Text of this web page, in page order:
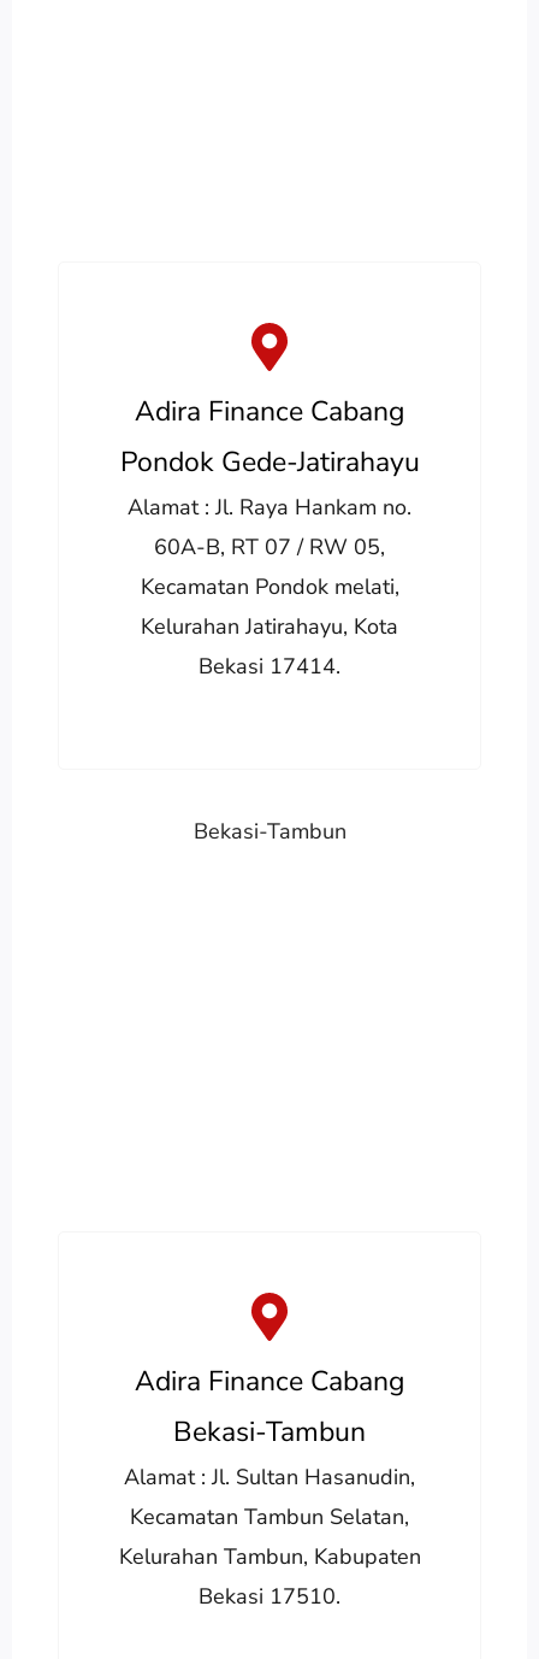
Adira Finance Cabang
Pondok Gede-Jatirahayu
Alamat : Jl. Raya Hankam no.
60A-B, RT 07 / RW 05,
Kecamatan Pondok melati,
Kelurahan Jatirahayu, Kota
Bekasi 17414.
Bekasi-Tambun
Adira Finance Cabang
Bekasi-Tambun
Alamat : Jl. Sultan Hasanudin,
Kecamatan Tambun Selatan,
Kelurahan Tambun, Kabupaten
Bekasi 17510.